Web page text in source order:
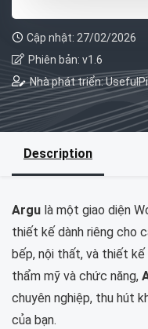
Cập nhật: 27/02/2026
Phiên bản: v1.6
Nhà phát triển:
Description
Argu là một giao diện
thiết kế dành riêng cho
bếp, nội thất, và thiết
thẩm mỹ và chức năng,
chuyên nghiệp, thu hút
của bạn.